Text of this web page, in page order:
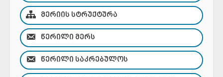
ᲛᲔᲠᲘᲘᲡ ᲡᲢᲠᲣᲥᲢᲣᲠᲐ
ᲬᲔᲠᲘᲚᲘ ᲛᲔᲠᲡ
ᲬᲔᲠᲘᲚᲘ ᲡᲐᲙᲠᲔᲑᲣᲚᲝᲡ